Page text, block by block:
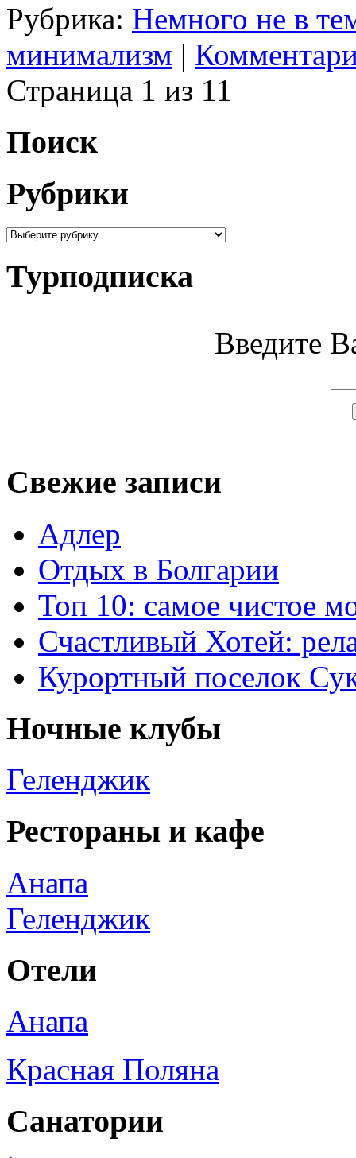
Рубрика: Немного не в
минимализм |
Страница 1 из 11
Поиск
Рубрики
Турподписка
Введите
Свежие записи
Адлер
Отдых в Болгарии
Топ 10: самое чистое
Счастливый Хотей:
Курортный поселок
Ночные клубы
Геленджик
Рестораны и кафе
Анапа
Геленджик
Отели
Анапа
Красная Поляна
Санатории